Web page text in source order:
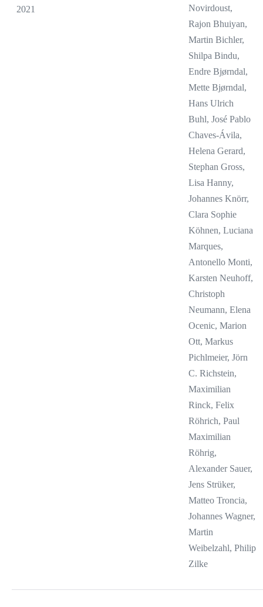
2021
Novirdoust,
Rajon Bhuiyan,
Martin Bichler,
Shilpa Bindu,
Endre Bjørndal,
Mette Bjørndal,
Hans Ulrich
Buhl, José Pablo
Chaves-Ávila,
Helena Gerard,
Stephan Gross,
Lisa Hanny,
Johannes Knörr,
Clara Sophie
Köhnen, Luciana
Marques,
Antonello Monti,
Karsten Neuhoff,
Christoph
Neumann, Elena
Ocenic, Marion
Ott, Markus
Pichlmeier, Jörn
C. Richstein,
Maximilian
Rinck, Felix
Röhrich, Paul
Maximilian
Röhrig,
Alexander Sauer,
Jens Strüker,
Matteo Troncia,
Johannes Wagner,
Martin
Weibelzahl, Philip
Zilke